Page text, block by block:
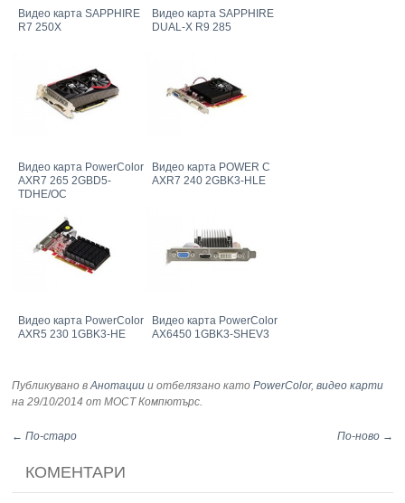
Видео карта SAPPHIRE
R7 250X
Видео карта SAPPHIRE
DUAL-X R9 285
Видео карта PowerColor
AXR7 265 2GBD5-
TDHE/OC
Видео карта POWER C
AXR7 240 2GBK3-HLE
Видео карта PowerColor
AXR5 230 1GBK3-HE
Видео карта PowerColor
AX6450 1GBK3-SHEV3
Публикувано вАнотации и отбелязано катоPowerColor,видео карти
на 29/10/2014 от МОСТ Компютърс.
← По-старо По-ново →
КОМЕНТАРИ